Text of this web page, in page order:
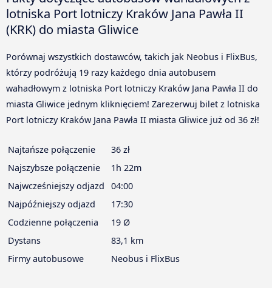
lotniska Port lotniczy Kraków Jana Pawła II
(KRK) do miasta Gliwice
Porównaj wszystkich dostawców, takich jak Neobus i FlixBus,
którzy podróżują 19 razy każdego dnia autobusem
wahadłowym z lotniska Port lotniczy Kraków Jana Pawła II do
miasta Gliwice jednym kliknięciem! Zarezerwuj bilet z lotniska
Port lotniczy Kraków Jana Pawła II miasta Gliwice już od 36 zł!
Najtańsze połączenie
36 zł
Najszybsze połączenie
1h 22m
Najwcześniejszy odjazd
04:00
Najpóźniejszy odjazd
17:30
Codzienne połączenia
19 Ø
Dystans
83,1 km
Firmy autobusowe
Neobus i FlixBus